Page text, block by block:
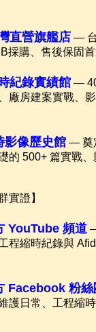
直營旗艦店 —
採購、售後保固首
紀錄實績館—
廠房建案實戰、
影像歷史館— 奠
的 500+ 篇實戰、
實證】
YouTube 頻道
程縮時紀錄與
Facebook 粉絲
護日常、工程縮